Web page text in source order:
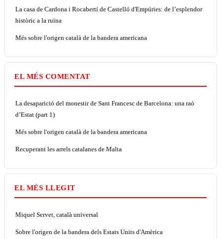
La casa de Cardona i Rocabertí de Castelló d'Empúries: de l’esplendor
històric a la ruïna
Més sobre l'origen català de la bandera americana
EL MÉS COMENTAT
La desaparició del monestir de Sant Francesc de Barcelona: una raó
d’Estat (part 1)
Més sobre l'origen català de la bandera americana
Recuperant les arrels catalanes de Malta
EL MÉS LLEGIT
Miquel Servet, català universal
Sobre l'origen de la bandera dels Estats Units d'Amèrica